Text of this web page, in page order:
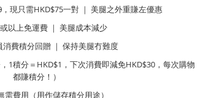
，現只需HKD$75一對 ｜ 美腿之外重賺左優惠
以上免運費 ｜ 美腿成本減少
消費積分回贈 ｜ 保持美腿冇難度
1積分＝HKD$1，下次消費即減免HKD$30，每次購物
都賺積分！）
需費用（用作儲存積分用途）